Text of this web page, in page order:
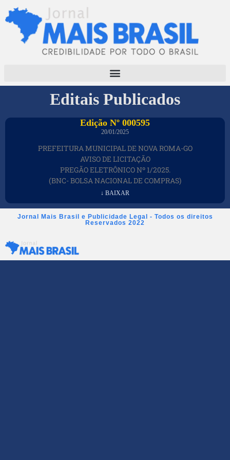
Editais Publicados
Edição Nº 000595
20/01/2025
PREFEITURA MUNICIPAL DE NOVA ROMA-GO
AVISO DE LICITAÇÃO
PREGÃO ELETRÔNICO Nº 1/2025.
(BNC- BOLSA NACIONAL DE COMPRAS)
↓ BAIXAR
Jornal Mais Brasil e Publicidade Legal - Todos os direitos
Reservados 2022